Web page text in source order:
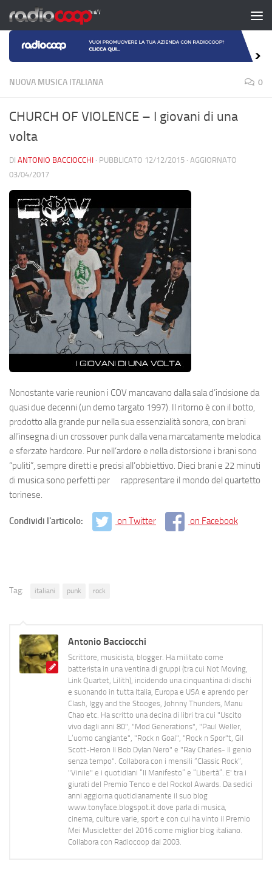
Salta al contenuto
NUOVA MUSICA ITALIANA 0
CHURCH OF VIOLENCE – I giovani di una
volta
DI ANTONIO BACCIOCCHI · PUBBLICATO 12/12/2015 · AGGIORNATO
03/04/2017
Nonostante varie reunion i COV mancavano dalla sala d’incisione da
quasi due decenni (un demo targato 1997). Il ritorno è con il botto,
prodotto alla grande pur nella sua essenzialità sonora, con brani
all’insegna di un crossover punk dalla vena marcatamente melodica
e sferzate hardcore. Pur nell’ardore e nella distorsione i brani sono
“puliti”, sempre diretti e precisi all’obbiettivo. Dieci brani e 22 minuti
di musica sono perfetti per rappresentare il mondo del quartetto
torinese.
Condividi l'articolo: on Twitter on Facebook
Tag: italiani punk rock
Antonio Bacciocchi
Scrittore, musicista, blogger. Ha militato come
batterista in una ventina di gruppi (tra cui Not Moving,
Link Quartet, Lilith), incidendo una cinquantina di dischi
e suonando in tutta Italia, Europa e USA e aprendo per
Clash, Iggy and the Stooges, Johnny Thunders, Manu
Chao etc. Ha scritto una decina di libri tra cui "Uscito
vivo dagli anni 80", "Mod Generations", "Paul Weller,
L’uomo cangiante", "Rock n Goal", "Rock n Spor"t, Gil
Scott-Heron Il Bob Dylan Nero" e "Ray Charles- Il genio
senza tempo". Collabora con i mensili “Classic Rock”,
"Vinile" e i quotidiani “Il Manifesto” e “Libertà”. E' tra i
giurati del Premio Tenco e del Rockol Awards. Da sedici
anni aggiorna quotidianamente il suo blog
www.tonyface.blogspot.it dove parla di musica,
cinema, culture varie, sport e con cui ha vinto il Premio
Mei Musicletter del 2016 come miglior blog italiano.
Collabora con Radiocoop dal 2003.